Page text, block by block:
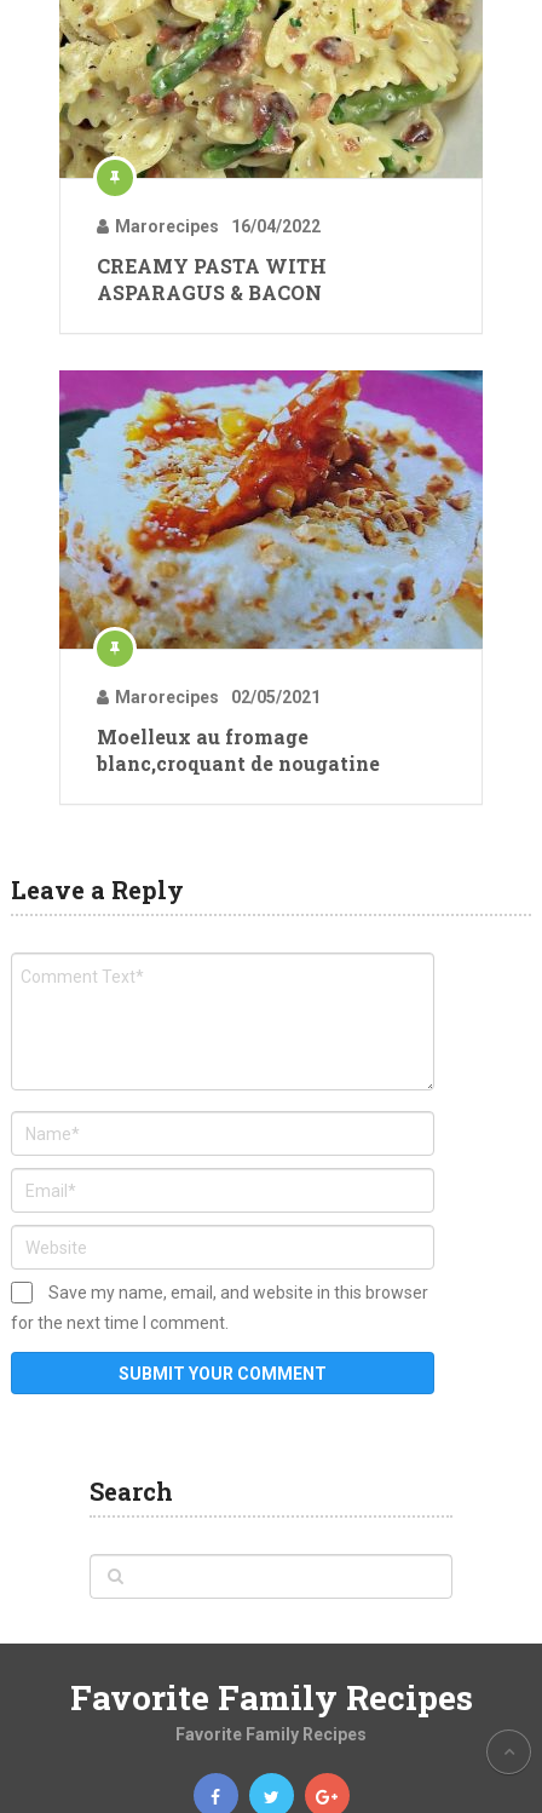
Marorecipes 16/04/2022
CREAMY PASTA WITH
ASPARAGUS & BACON
Marorecipes 02/05/2021
Moelleux au fromage
blanc,croquant de nougatine
Leave a Reply
Save my name, email, and website in this browser
for the next time I comment.
Search
Favorite Family Recipes
Favorite Family Recipes